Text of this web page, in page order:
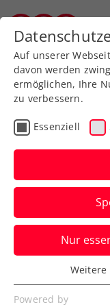
Zurück zur
Davis Cup
Team
Österreichs
gegen
sensationell
Verfasst von:
Auf unserer
davon werden
ermöglichen, Ihre
zu verbessern.
Essenziell
Nur
Essenziell
Essenzielle
Powered by